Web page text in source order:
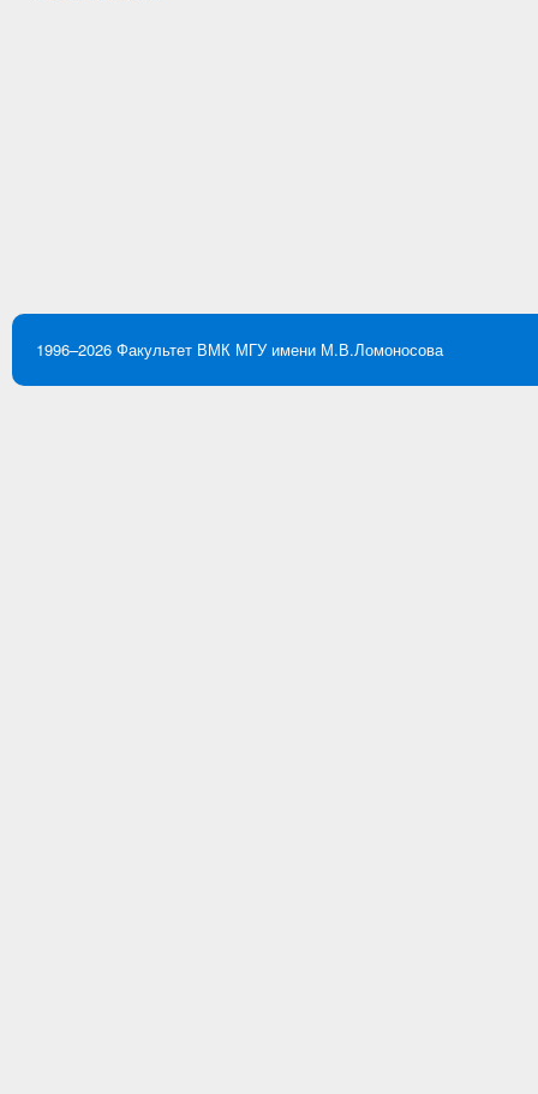
1996–2026 Факультет ВМК МГУ имени М.В.Ломоносова